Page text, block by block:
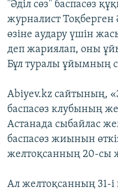
"Әділ сөз" баспасөз
журналист Тоқберген
өзіне аудару үшін
деп жариялап, оны
Бұл туралы ұйымның
Аbiyev.kz сайтының,
баспасөз клубының
Астанада сыбайлас
баспасөз жиынын
желтоқсанның 20-сы
Ал желтоқсанның 31-і